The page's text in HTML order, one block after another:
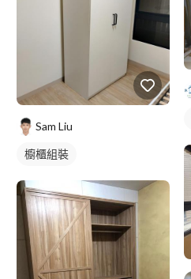
Sam Liu
櫥櫃組裝